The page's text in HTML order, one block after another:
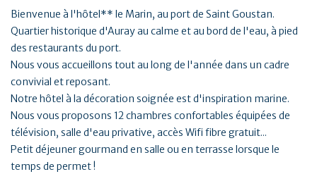
Bienvenue à l'hôtel** le Marin, au port de Saint Goustan.
Quartier historique d'Auray au calme et au bord de l'eau, à pied
des restaurants du port.
Nous vous accueillons tout au long de l'année dans un cadre
convivial et reposant.
Notre hôtel à la décoration soignée est d'inspiration marine.
Nous vous proposons 12 chambres confortables équipées de
télévision, salle d'eau privative, accès Wifi fibre gratuit...
Petit déjeuner gourmand en salle ou en terrasse lorsque le
temps de permet !